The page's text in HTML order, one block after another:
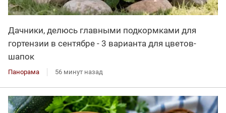
Дачники, делюсь главными подкормками для
гортензии в сентябре - 3 варианта для цветов-
шапок
Панорама 56 минут назад